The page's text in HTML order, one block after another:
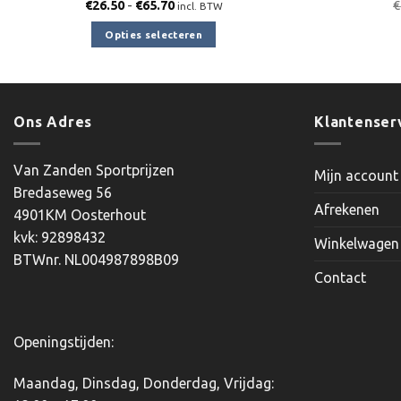
€26.50 - €65.70Prijsklasse:
tot
€65.70
incl. BTW
Opties selecteren
optie
op
€
Ons Adres
Van Zanden Sportprijzen
Bredaseweg 56
4901KM Oosterhout
kvk: 92898432
BTWnr. NL004987898B09
Openingstijden:
Maandag, Dinsdag, Donderdag, Vrijdag:
Mijn account
Afrekenen
Winkelwagen
Contact